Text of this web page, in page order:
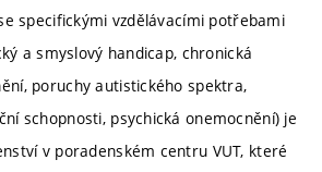
specifickými vzdělávacími potřebami
a smyslový handicap, chronická
poruchy autistického spektra,
schopnosti, psychická onemocnění) je
v poradenském centru VUT, které